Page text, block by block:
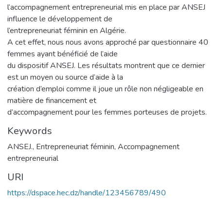
l’accompagnement entrepreneurial mis en place par ANSEJ
influence le développement de
l’entrepreneuriat féminin en Algérie.
A cet effet, nous nous avons approché par questionnaire 40
femmes ayant bénéficié de l’aide
du dispositif ANSEJ. Les résultats montrent que ce dernier
est un moyen ou source d’aide à la
création d’emploi comme il joue un rôle non négligeable en
matière de financement et
d’accompagnement pour les femmes porteuses de projets.
Keywords
ANSEJ., Entrepreneuriat féminin, Accompagnement
entrepreneurial
URI
https://dspace.hec.dz/handle/123456789/490